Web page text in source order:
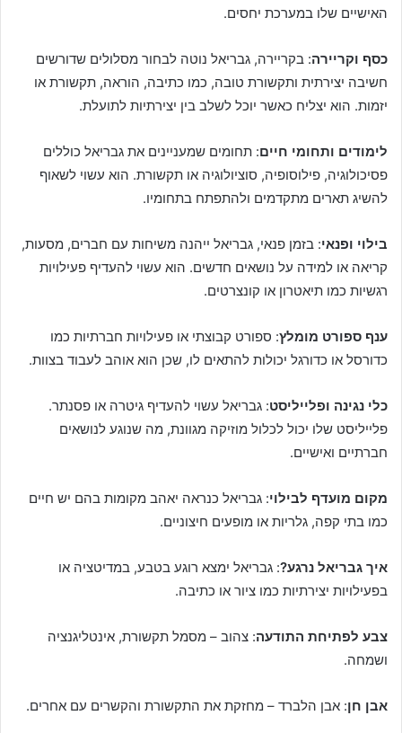
האישיים שלו במערכת יחסים.
כסף וקריירה: בקריירה, גבריאל נוטה לבחור מסלולים שדורשים
חשיבה יצירתית ותקשורת טובה, כמו כתיבה, הוראה, תקשורת או
יזמות. הוא יצליח כאשר יוכל לשלב בין יצירתיות לתועלת.
לימודים ותחומי חיים: תחומים שמעניינים את גבריאל כוללים
פסיכולוגיה, פילוסופיה, סוציולוגיה או תקשורת. הוא עשוי לשאוף
להשיג תארים מתקדמים ולהתפתח בתחומיו.
בילוי ופנאי: בזמן פנאי, גבריאל ייהנה משיחות עם חברים, מסעות,
קריאה או למידה על נושאים חדשים. הוא עשוי להעדיף פעילויות
רגשיות כמו תיאטרון או קונצרטים.
ענף ספורט מומלץ: ספורט קבוצתי או פעילויות חברתיות כמו
כדורסל או כדורגל יכולות להתאים לו, שכן הוא אוהב לעבוד בצוות.
כלי נגינה ופלייליסט: גבריאל עשוי להעדיף גיטרה או פסנתר.
פלייליסט שלו יכול לכלול מוזיקה מגוונת, מה שנוגע לנושאים
חברתיים ואישיים.
מקום מועדף לבילוי: גבריאל כנראה יאהב מקומות בהם יש חיים
כמו בתי קפה, גלריות או מופעים חיצוניים.
איך גבריאל נרגע?: גבריאל ימצא רוגע בטבע, במדיטציה או
בפעילויות יצירתיות כמו ציור או כתיבה.
צבע לפתיחת התודעה: צהוב – מסמל תקשורת, אינטליגנציה
ושמחה.
אבן חן: אבן הלברד – מחזקת את התקשורת והקשרים עם אחרים.